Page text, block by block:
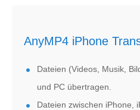
AnyMP4 iPhone
Dateien (Videos, Musik,
und PC übertragen.
Dateien zwischen iPhone,